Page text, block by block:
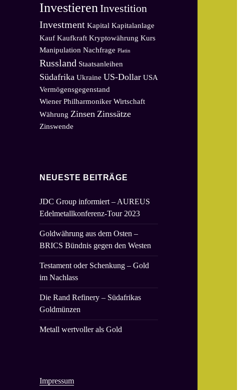
InvestierenInvestition
Investment Kapital Kapitalanlage
Kauf Kaufkraft Kryptowährung Kurs
Manipulation Nachfrage Platin
Russland Staatsanleihen
Südafrika Ukraine US-Dollar USA
Vermögensgegenstand
Wiener Philharmoniker Wirtschaft
Währung Zinsen Zinssätze
Zinswende
NEUESTE BEITRÄGE
JDC Group informiert – AUREUS
Edelmetallkonferenz-Tour 2023
Goldwährung aus dem Osten –
BRICS Bündnis gegen den Westen
Testament oder Schenkung – Gold
im Nachlass
Die Rand Refinery – Südafrikas
Goldmünzen
Metall wertvoller als Gold
Impressum